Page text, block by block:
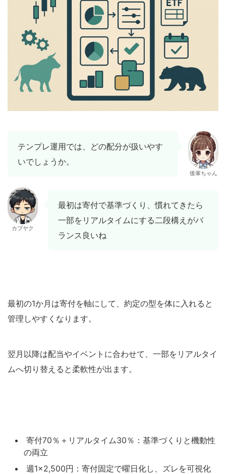
テンプレ運用では、どの配分が扱いやす
いでしょうか。
後輩ちゃん
カブヤク
最初は寄付で基準づくり、慣れてきたら
一部をリアルタイムにする二段構えがバ
ランス良いね
最初の1か月は寄付を軸にして、約定の型を体に入れると
管理しやすくなります。
翌月以降は配当やイベントに合わせて、一部をリアルタイ
ムへ切り替えると柔軟性が出ます。
寄付70％＋リアルタイム30％：基準づくりと機動性
の両立
週1×2,500円：寄付固定で曜日化し、ズレを可視化